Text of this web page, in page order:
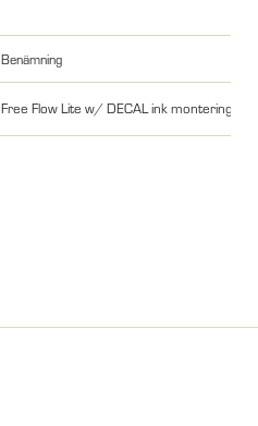
Benämning
Free Flow Lite w/ DECAL ink